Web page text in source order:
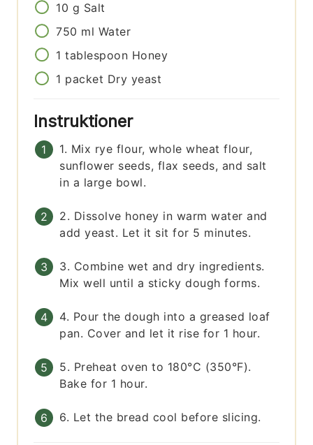
10 g Salt
750 ml Water
1 tablespoon Honey
1 packet Dry yeast
Instruktioner
1. Mix rye flour, whole wheat flour,
sunflower seeds, flax seeds, and salt
in a large bowl.
2. Dissolve honey in warm water and
add yeast. Let it sit for 5 minutes.
3. Combine wet and dry ingredients.
Mix well until a sticky dough forms.
4. Pour the dough into a greased loaf
pan. Cover and let it rise for 1 hour.
5. Preheat oven to 180°C (350°F).
Bake for 1 hour.
6. Let the bread cool before slicing.